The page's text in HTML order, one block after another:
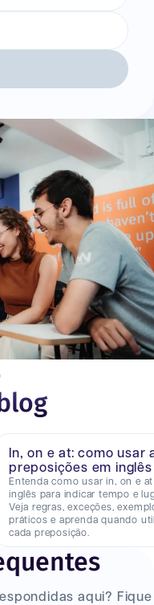
In, on e at: como usar
preposições em inglês
Entenda como usar in, on e
inglês para indicar tempo e
Veja regras, exceções,
práticos e aprenda quando
cada preposição.
aqui? Fique